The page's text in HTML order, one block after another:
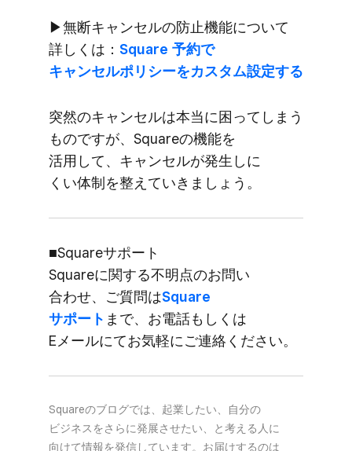
▶無断キャンセルの​防止機能に​ついて​
詳しくは​： Square 予約で​
キャンセルポリシーを​カスタム設定する
突然の​キャンセルは​本当に​困ってしまう​
ものですが、​Squareの​機能を​
活用して、​キャンセルが​発生しに​
くい体制を​整えていきましょう。
■Squareサポート
Squareに​関する​不明点の​お問い​
合わせ、​ご質問は​Square
サポート まで、​お電話も​しくは​
Eメールにてお気軽に​ご連絡ください。
Squareの​ブログでは、​起業したい、​自分の​
ビジネスを​さらに​発展させたい、と​考える​人に​
向けて​情報を​発信しています。​お届けするのは​